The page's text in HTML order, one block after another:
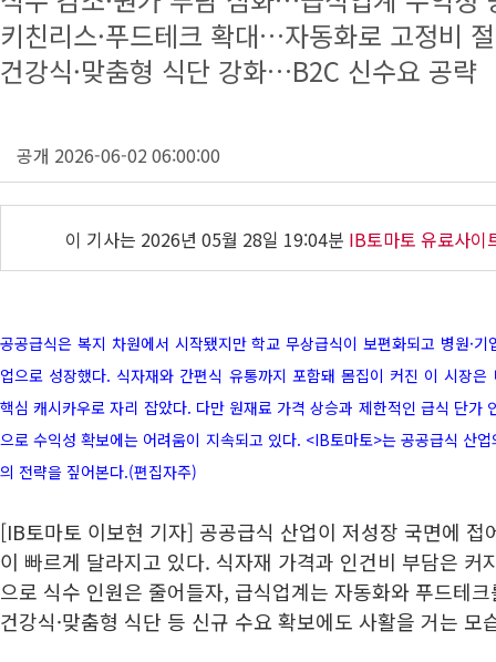
키친리스·푸드테크 확대…자동화로 고정비
건강식·맞춤형 식단 강화…B2C 신수요 공략
공개 2026-06-02 06:00:00
이 기사는 2026년 05월 28일 19:04분 IB토마토 유료사이
공공급식은 복지 차원에서 시작됐지만 학교 무상급식이 보편화되고 병원·
업으로 성장했다. 식자재와 간편식 유통까지 포함돼 몸집이 커진 이 시장은
핵심 캐시카우로 자리 잡았다. 다만 원재료 가격 상승과 제한적인 급식 단가
으로 수익성 확보에는 어려움이 지속되고 있다. <IB토마토>는 공공급식 산
의 전략을 짚어본다.(편집자주)
[IB토마토 이보현 기자] 공공급식 산업이 저성장 국면에 접
이 빠르게 달라지고 있다. 식자재 가격과 인건비 부담은 커
으로 식수 인원은 줄어들자, 급식업계는 자동화와 푸드테
건강식·맞춤형 식단 등 신규 수요 확보에도 사활을 거는 모